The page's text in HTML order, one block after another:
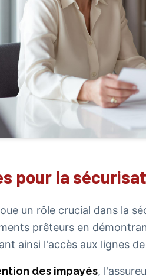
pour la
un rôle crucial dans la
prêteurs en
ainsi l'accès aux lignes
des impayés,